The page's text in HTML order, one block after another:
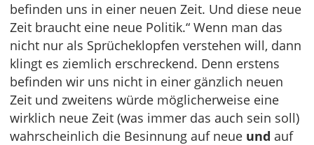
befinden uns in einer neuen Zeit. Und diese neue
Zeit braucht eine neue Politik.“ Wenn man das
nicht nur als Sprücheklopfen verstehen will, dann
klingt es ziemlich erschreckend. Denn erstens
befinden wir uns nicht in einer gänzlich neuen
Zeit und zweitens würde möglicherweise eine
wirklich neue Zeit (was immer das auch sein soll)
wahrscheinlich die Besinnung auf neue und auf